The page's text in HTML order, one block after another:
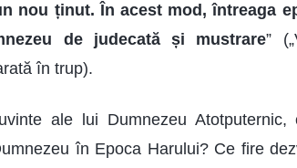
nou ținut. În acest mod, întreaga
de judecată și mustrare”
în trup).
ale lui Dumnezeu
în Epoca Harului? Ce fire